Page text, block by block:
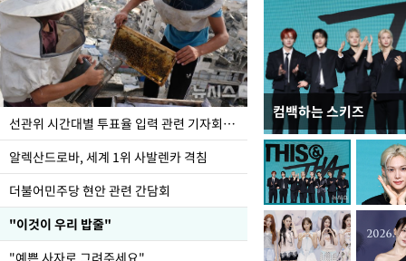
선관위 시간대별 투표율 입력 관련 기자회견하는 주진우 의원
알렉산드로바, 세계 1위 사발렌카 격침
더불어민주당 현안 관련 간담회
"이것이 우리 밥줄"
"예쁜 사자로 그려주세요"
컴백하는 스키즈
이번주 국회에는 무